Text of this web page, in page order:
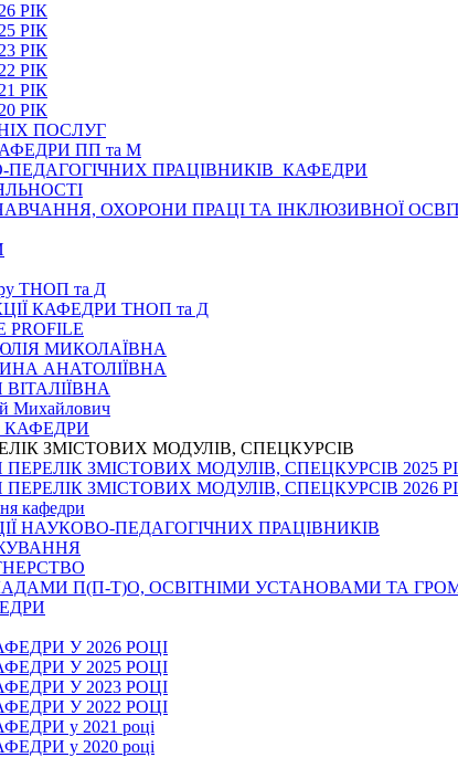
РІК
РІК
РІК
РІК
РІК
РІК
ПОСЛУГ
ПП та М
ПРАЦІВНИКІВ КАФЕДРИ
ОХОРОНИ ПРАЦІ ТА ІНКЛЮЗИВНОЇ ОСВІТИ
ТНОП та Д
КАФЕДРИ ТНОП та Д
PROFILE
МИКОЛАЇВНА
АНАТОЛІЇВНА
Михайлович
КАФЕДРИ
ЗМІСТОВИХ МОДУЛІВ, СПЕЦКУРСІВ
ЗМІСТОВИХ МОДУЛІВ, СПЕЦКУРСІВ 2025
ЗМІСТОВИХ МОДУЛІВ, СПЕЦКУРСІВ 2026
кафедри
НАУКОВО-ПЕДАГОГІЧНИХ ПРАЦІВНИКІВ
П(П-Т)О, ОСВІТНІМИ УСТАНОВАМИ ТА
У 2026 РОЦІ
У 2025 РОЦІ
У 2023 РОЦІ
У 2022 РОЦІ
у 2021 році
у 2020 році